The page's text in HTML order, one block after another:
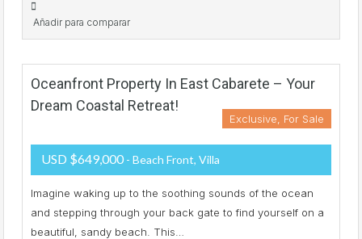
Añadir para comparar
Oceanfront Property In East Cabarete – Your
Dream Coastal Retreat!
Exclusive, For Sale
USD $649,000 - Beach Front, Villa
Imagine waking up to the soothing sounds of the ocean
and stepping through your back gate to find yourself on a
beautiful, sandy beach. This…